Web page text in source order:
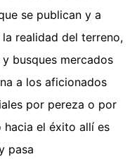
se publican y a
realidad del terreno,
busques mercados
a los aficionados
por pereza o por
hacia el éxito allí es
pasa